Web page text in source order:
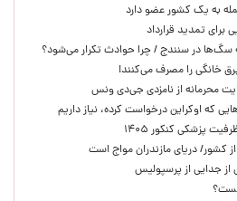
به یک کشور عضو دارد
برای تمدید قرارداد
که اوکراین درخواست کرده، نیاز داریم
پزشکی کنکور ۱۴۰۵
کشور/ دریای مازندران مواج است
جدایی از پرسپولیس